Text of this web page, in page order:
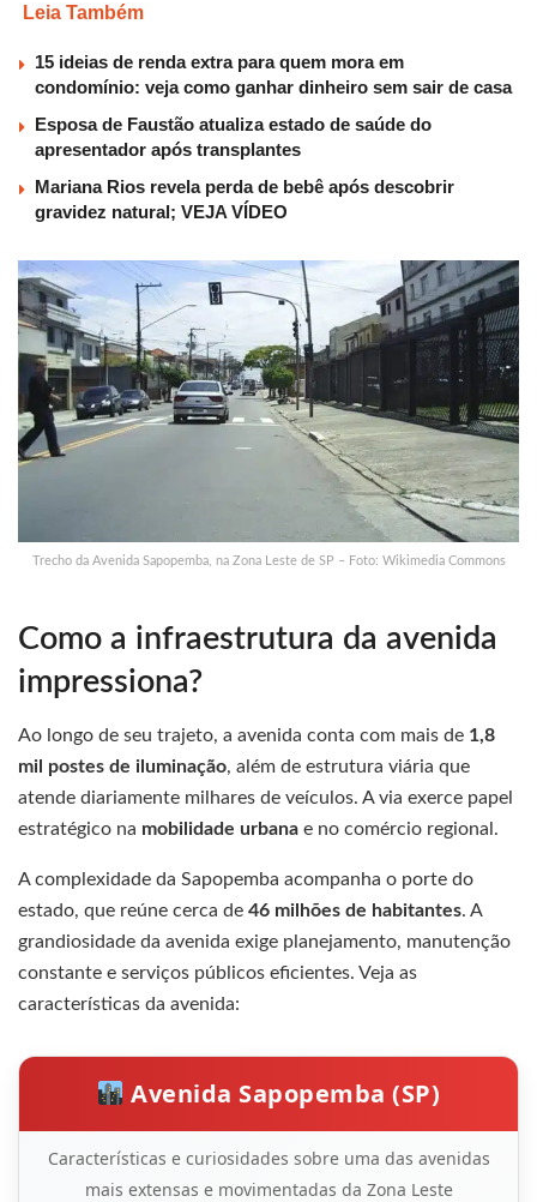
Leia Também
15 ideias de renda extra para quem mora em
condomínio: veja como ganhar dinheiro sem sair de casa
Esposa de Faustão atualiza estado de saúde do
apresentador após transplantes
Mariana Rios revela perda de bebê após descobrir
gravidez natural; VEJA VÍDEO
Trecho da Avenida Sapopemba, na Zona Leste de SP – Foto: Wikimedia Commons
Como a infraestrutura da avenida
impressiona?
Ao longo de seu trajeto, a avenida conta com mais de 1,8
mil postes de iluminação, além de estrutura viária que
atende diariamente milhares de veículos. A via exerce papel
estratégico na mobilidade urbana e no comércio regional.
A complexidade da Sapopemba acompanha o porte do
estado, que reúne cerca de 46 milhões de habitantes. A
grandiosidade da avenida exige planejamento, manutenção
constante e serviços públicos eficientes. Veja as
características da avenida:
Avenida Sapopemba (SP)
Características e curiosidades sobre uma das avenidas
mais extensas e movimentadas da Zona Leste